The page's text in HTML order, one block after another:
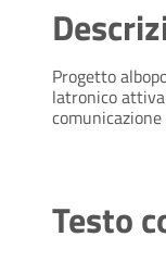
Progetto
latronico
Testo